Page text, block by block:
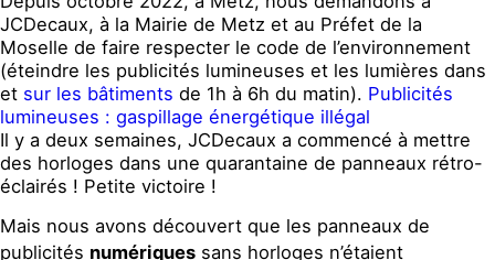
Contact
JCDecaux, à la Mairie de Metz et au Préfet de la
Moselle de faire respecter le code de l’environnement
(éteindre les publicités lumineuses et les lumières dans
et sur les bâtiments de 1h à 6h du matin). Publicités
lumineuses : gaspillage énergétique illégal
Il y a deux semaines, JCDecaux a commencé à mettre
des horloges dans une quarantaine de panneaux rétro-
éclairés ! Petite victoire !
Mais nous avons découvert que les panneaux de
publicités numériques sans horloges n’étaient